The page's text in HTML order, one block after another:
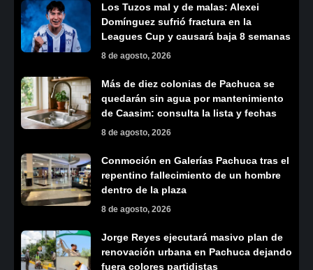
Los Tuzos mal y de malas: Alexei
Domínguez sufrió fractura en la
Leagues Cup y causará baja 8 semanas
8 de agosto, 2026
Más de diez colonias de Pachuca se
quedarán sin agua por mantenimiento
de Caasim: consulta la lista y fechas
8 de agosto, 2026
Conmoción en Galerías Pachuca tras el
repentino fallecimiento de un hombre
dentro de la plaza
8 de agosto, 2026
Jorge Reyes ejecutará masivo plan de
renovación urbana en Pachuca dejando
fuera colores partidistas